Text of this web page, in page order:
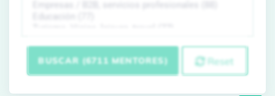
BUSCAR (6711 MENTORES) Reset